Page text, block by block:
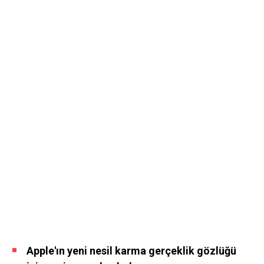
Apple'ın yeni nesil karma gerçeklik gözlüğü